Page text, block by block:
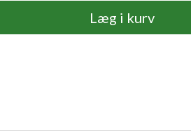
Læg i kurv